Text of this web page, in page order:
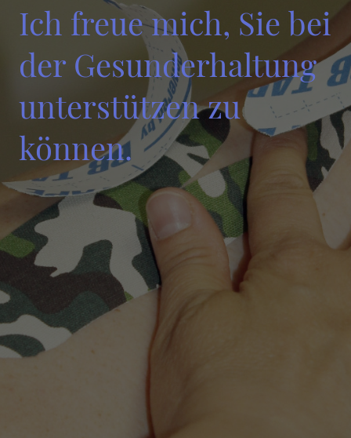
Ich freue mich, Sie bei
der Gesunderhaltung
unterstützen zu
können.